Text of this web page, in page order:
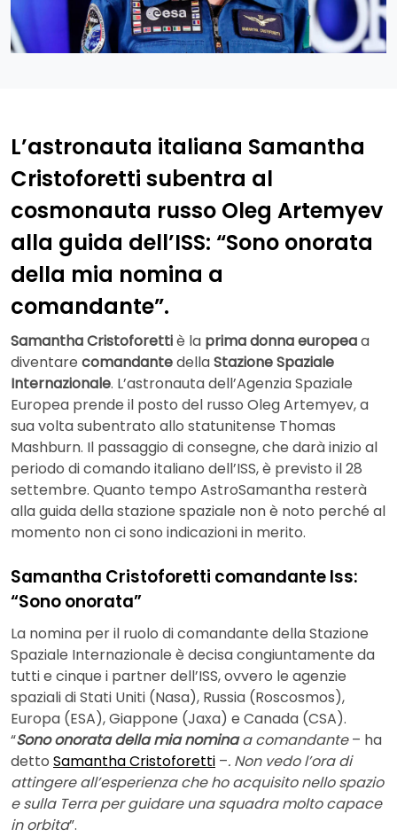
L’astronauta italiana Samantha
Cristoforetti subentra al
cosmonauta russo Oleg Artemyev
alla guida dell’ISS: “Sono onorata
della mia nomina a
comandante”.
Samantha Cristoforettiè la prima donna europeaa
diventare comandantedellaStazione Spaziale
Internazionale. L’astronauta dell’Agenzia Spaziale
Europea prende il posto del russo Oleg Artemyev, a
sua volta subentrato allo statunitense Thomas
Mashburn. Il passaggio di consegne, che darà inizio al
periodo di comando italiano dell’ISS, è previsto il 28
settembre. Quanto tempo AstroSamantha resterà
alla guida della stazione spaziale non è noto perché al
momento non ci sono indicazioni in merito.
Samantha Cristoforetti comandante Iss:
“Sono onorata”
La nomina per il ruolo di comandante della Stazione
Spaziale Internazionale è decisa congiuntamente da
tutti e cinque i partner dell’ISS, ovvero le agenzie
spaziali di Stati Uniti (Nasa), Russia (Roscosmos),
Europa (ESA), Giappone (Jaxa) e Canada (CSA).
“Sono onorata della mia nominaa comandante– ha
detto Samantha Cristoforetti –. Non vedo l’ora di
attingere all’esperienza che ho acquisito nello spazio
e sulla Terra per guidare una squadra molto capace
in orbita”.